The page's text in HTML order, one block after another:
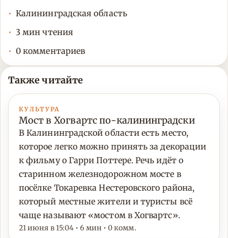
Калининградская область
3 мин чтения
0 комментариев
Также читайте
КУЛЬТУРА
Мост в Хогвартс по-калининградски
В Калининградской области есть место,
которое легко можно принять за декорации
к фильму о Гарри Поттере. Речь идёт о
старинном железнодорожном мосте в
посёлке Токаревка Нестеровского района,
который местные жители и туристы всё
чаще называют «мостом в Хогвартс».
21 июня в 15:04 • 6 мин • 0 комм.